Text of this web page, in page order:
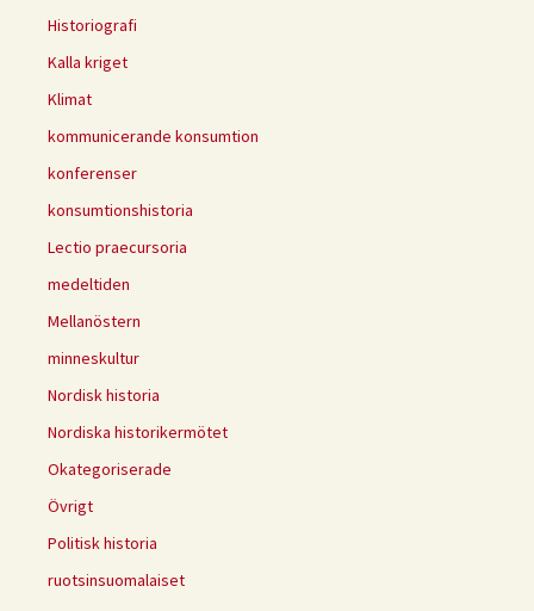
Historiografi
Kalla kriget
Klimat
kommunicerande konsumtion
konferenser
konsumtionshistoria
Lectio praecursoria
medeltiden
Mellanöstern
minneskultur
Nordisk historia
Nordiska historikermötet
Okategoriserade
Övrigt
Politisk historia
ruotsinsuomalaiset